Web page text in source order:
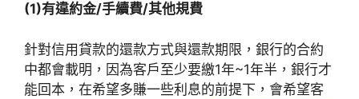
(1)有違約金/手續費/其他規費
針對信用貸款的還款方式與還款期限，銀行的合約
中都會載明，因為客戶至少要繳1年~1年半，銀行才
能回本，在希望多賺一些利息的前提下，會希望客